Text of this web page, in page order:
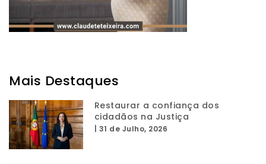
Mais Destaques
Restaurar a confiança dos
cidadãos na Justiça
31 de Julho, 2026